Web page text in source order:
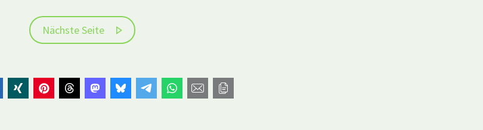
Nächste Seite